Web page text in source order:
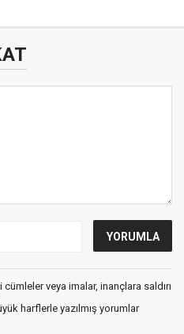
veya imalar, inançlara saldırı
harflerle yazılmış yorumlar